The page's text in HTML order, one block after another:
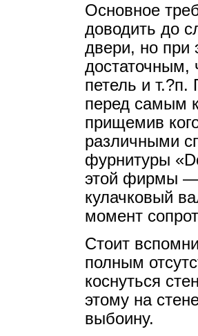
Основное
доводить до
двери, но при
достаточным,
петель и
перед самым
прищемив
различными
фурнитуры
этой фирмы —
кулачковый
момент
Стоит
полным
коснуться
этому на
выбоину.